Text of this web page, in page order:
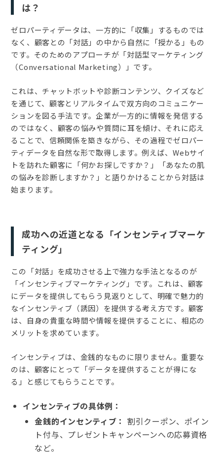
は？
ゼロパーティデータは、一方的に「収集」するものでは
なく、顧客との「対話」の中から自然に「授かる」もの
です。そのためのアプローチが「対話型マーケティング
（Conversational Marketing）」です。
これは、チャットボットや診断コンテンツ、クイズなど
を通じて、顧客とリアルタイムで双方向のコミュニケー
ションを図る手法です。企業が一方的に情報を発信する
のではなく、顧客の悩みや質問に耳を傾け、それに応え
ることで、信頼関係を築きながら、その過程でゼロパー
ティデータを自然な形で取得します。例えば、Webサイ
トを訪れた顧客に「何かお探しですか？」「あなたの肌
の悩みを診断しますか？」と語りかけることから対話は
始まります。
成功への近道となる「インセンティブマーケ
ティング」
この「対話」を成功させる上で強力な手法となるのが
「インセンティブマーケティング」です。これは、顧客
にデータを提供してもらう見返りとして、明確で魅力的
なインセンティブ（誘因）を提供する考え方です。顧客
は、自身の貴重な時間や情報を提供することに、相応の
メリットを求めています。
インセンティブは、金銭的なものに限りません。重要な
のは、顧客にとって「データを提供することが得にな
る」と感じてもらうことです。
インセンティブの具体例：
金銭的インセンティブ： 割引クーポン、ポイン
ト付与、プレゼントキャンペーンへの応募資格
など。